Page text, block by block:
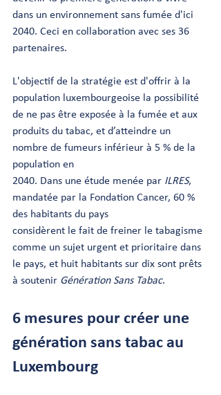
dans un environnement sans fumée d'ici
2040. Ceci en collaboration avec ses 36
partenaires.
L'objectif de la stratégie est d'offrir à la
population luxembourgeoise la possibilité
de ne pas être exposée à la fumée et aux
produits du tabac, et d’atteindre un
nombre de fumeurs inférieur à 5 % de la
population en
2040. Dans une étude menée par ILRES,
mandatée par la Fondation Cancer, 60 %
des habitants du pays
considèrent le fait de freiner le tabagisme
comme un sujet urgent et prioritaire dans
le pays, et huit habitants sur dix sont prêts
à soutenir Génération Sans Tabac.
6 mesures pour créer une
génération sans tabac au
Luxembourg